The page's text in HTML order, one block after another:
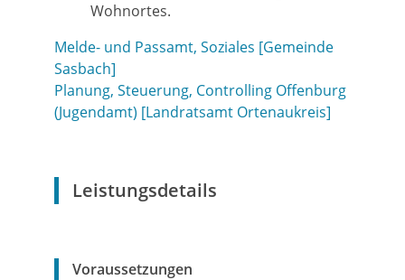
Wohnortes.
Melde- und Passamt, Soziales [Gemeinde
Sasbach]
Planung, Steuerung, Controlling Offenburg
(Jugendamt) [Landratsamt Ortenaukreis]
Leistungsdetails
Voraussetzungen